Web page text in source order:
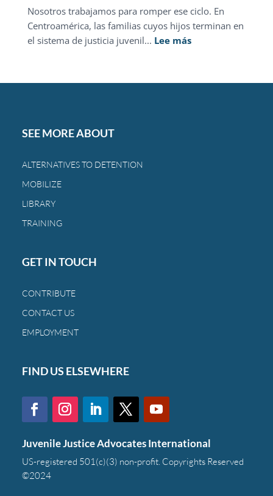
Nosotros trabajamos para romper ese ciclo. En
Centroamérica, las familias cuyos hijos terminan en
el sistema de justicia juvenil... Lee más:
juvenil
SEE MORE ABOUT
ALTERNATIVES TO DETENTION
MOBILIZE
LIBRARY
TRAINING
GET IN TOUCH
CONTRIBUTE
CONTACT US
EMPLOYMENT
FIND US ELSEWHERE
Juvenile Justice Advocates International
US-registered 501(c)(3) non-profit. Copyrights Reserved
©2024